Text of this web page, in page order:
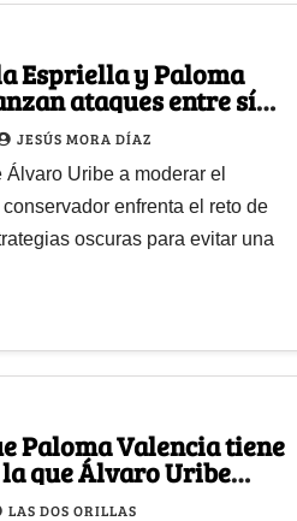
Espriella y Paloma
ataques entre sí
se divide y pierde
JESÚS MORA DÍAZ
Uribe a moderar el
enfrenta el reto de
oscuras para evitar una
Paloma Valencia tiene
la que Álvaro Uribe
Jesucristo
LAS DOS ORILLAS